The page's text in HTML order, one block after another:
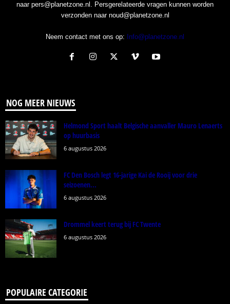
naar pers@planetzone.nl. Persgerelateerde vragen kunnen worden
verzonden naar noud@planetzone.nl
Neem contact met ons op: Info@planetzone.nl
NOG MEER NIEUWS
Helmond Sport haalt Belgische aanvaller Mauro Lenaerts
op huurbasis
6 augustus 2026
FC Den Bosch legt 16-jarige Kai de Rooij voor drie
seizoenen...
6 augustus 2026
Drommel keert terug bij FC Twente
6 augustus 2026
POPULAIRE CATEGORIE